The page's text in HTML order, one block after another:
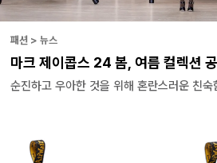
패션 > 뉴스
마크 제이콥스 24 봄, 여름 컬렉션
순진하고 우아한 것을 위해 혼란스러운 친숙